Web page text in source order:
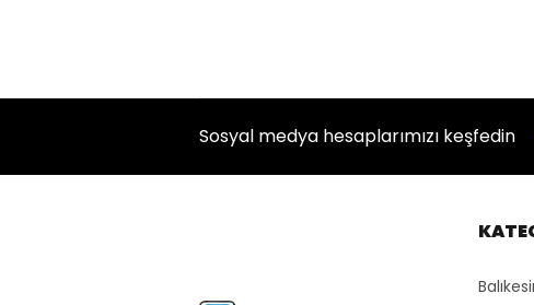
Sosyal medya hesaplarımızı keşfedin